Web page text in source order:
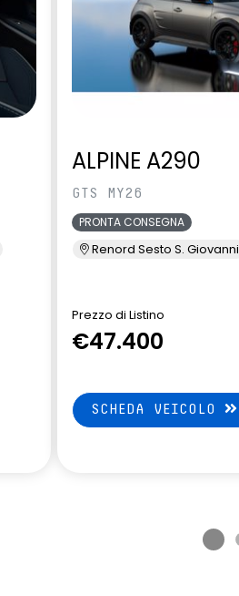
ALPINE A290
GTS MY26
PRONTA CONSEGNA
Renord Sesto S. Giovanni
Prezzo di Listino
€47.400
SCHEDA VEICOLO